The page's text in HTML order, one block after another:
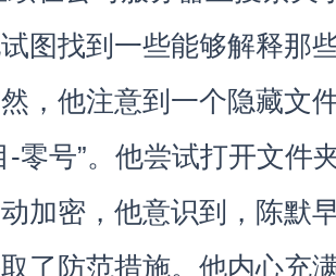
图找到一些能够解释那
，他注意到一个隐藏文
-零号”。他尝试打开文件
加密，他意识到，陈默
了防范措施。他内心充